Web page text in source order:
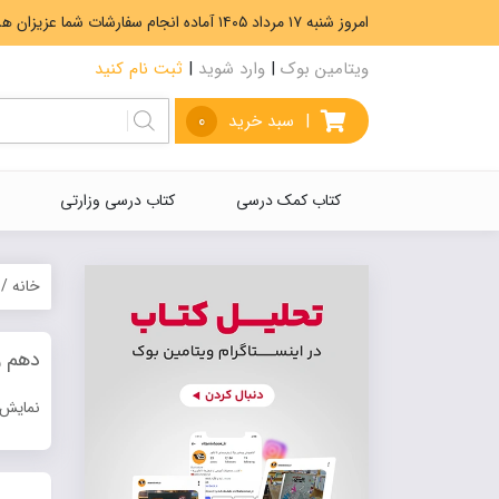
امروز شنبه ۱۷ مرداد ۱۴۰۵ آماده انجام سفارشات شما عزیزان هستیم. ارسال رایگان سفارشات بیشتر از 5،000،000 تومان.
ویتامین بوک | وارد شوید | ثبت نام کنید
| سبد خرید 0
کتاب کمک درسی کتاب درسی وزارتی
خانه
دهم
نمایش 50–1 محصول از